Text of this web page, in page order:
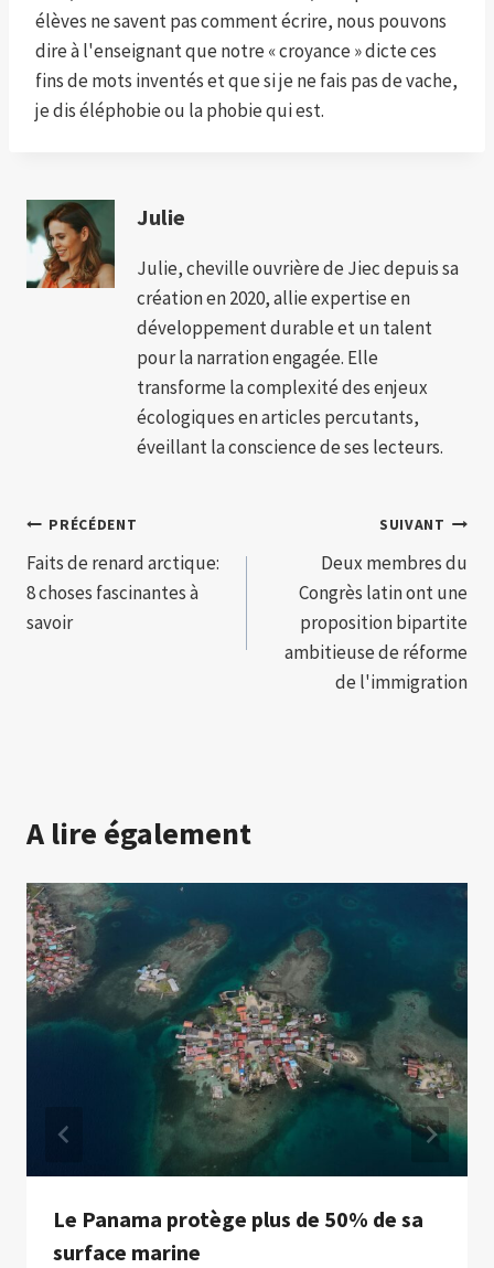
élèves ne savent pas comment écrire, nous pouvons
dire à l'enseignant que notre « croyance » dicte ces
fins de mots inventés et que si je ne fais pas de vache,
je dis éléphobie ou la phobie qui est.
Julie
Julie, cheville ouvrière de Jiec depuis sa
création en 2020, allie expertise en
développement durable et un talent
pour la narration engagée. Elle
transforme la complexité des enjeux
écologiques en articles percutants,
éveillant la conscience de ses lecteurs.
Navigation
de
l’article
PRÉCÉDENT
Faits de renard arctique:
8 choses fascinantes à
savoir
SUIVANT
Deux membres du
Congrès latin ont une
proposition bipartite
ambitieuse de réforme
de l'immigration
A lire également
Le Panama protège plus de 50% de sa
surface marine